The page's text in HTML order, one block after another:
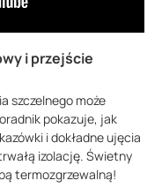
i przejście
szczelnego może
pokazuje, jak
i dokładne ujęcia
izolację. Świetny
termozgrzewalną!